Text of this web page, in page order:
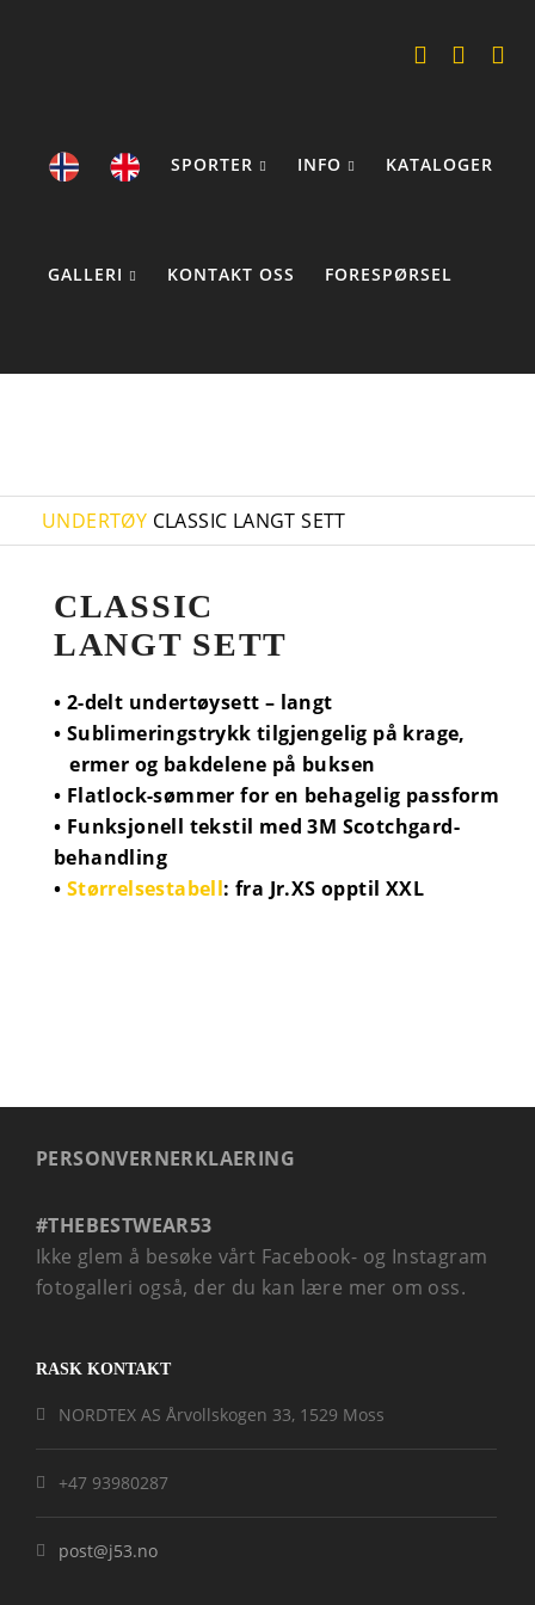
SPORTER INFO KATALOGER
GALLERI KONTAKT OSS FORESPØRSEL
UNDERTØY CLASSIC LANGT SETT
CLASSIC
LANGT SETT
• 2-delt undertøysett – langt
• Sublimeringstrykk tilgjengelig på krage,
ermer og bakdelene på buksen
• Flatlock-sømmer for en behagelig passform
• Funksjonell tekstil med 3M Scotchgard-
behandling
• Størrelsestabell: fra Jr.XS opptil XXL
PERSONVERNERKLAERING
#THEBESTWEAR53
Ikke glem å besøke vårt Facebook- og Instagram
fotogalleri også, der du kan lære mer om oss.
RASK KONTAKT
NORDTEX AS Årvollskogen 33, 1529 Moss
+47 93980287
post@j53.no